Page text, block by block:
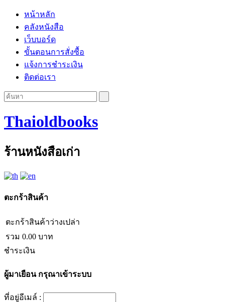
หน้าหลัก
คลังหนังสือ
เว็บบอร์ด
ขั้นตอนการสั่งซื้อ
แจ้งการชำระเงิน
ติดต่อเรา
Thaioldbooks
ร้านหนังสือเก่า
ตะกร้าสินค้า
ตะกร้าสินค้าว่างเปล่า
รวม 0.00 บาท
ชำระเงิน
ผู้มาเยือนกรุณาเข้าระบบ
ที่อยู่อีเมล์ :